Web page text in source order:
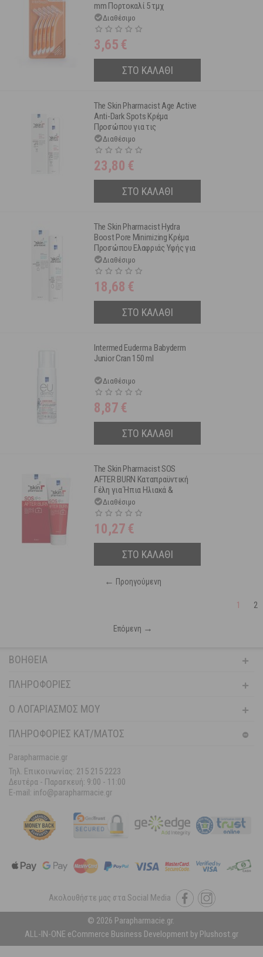
mm Πορτοκαλί 5 τμχ
Διαθέσιμο
3,65 €
ΣΤΟ ΚΑΛΑΘΙ
The Skin Pharmacist Age Active
Anti-Dark Spots Κρέμα
Προσώπου για τις
Δυσχρωμίες & τις Πανάδες
Spf15 50ml
Διαθέσιμο
23,80 €
ΣΤΟ ΚΑΛΑΘΙ
The Skin Pharmacist Hydra
Boost Pore Minimizing Κρέμα
Προσώπου Ελαφριάς Υφής για
Κανονικό & Λιπαρό Δέρμα
40ml
Διαθέσιμο
18,68 €
ΣΤΟ ΚΑΛΑΘΙ
Intermed Euderma Babyderm
Junior Cran 150 ml
Διαθέσιμο
8,87 €
ΣΤΟ ΚΑΛΑΘΙ
The Skin Pharmacist SOS
AFTER BURN Καταπραϋντική
Γέλη για Ήπια Ηλιακά &
Θερμικά Εγκαύματα 75ml
Διαθέσιμο
10,27 €
ΣΤΟ ΚΑΛΑΘΙ
← Προηγούμενη
1 2
Επόμενη →
ΒΟΉΘΕΙΑ
ΠΛΗΡΟΦΟΡΊΕΣ
Ο ΛΟΓΑΡΙΑΣΜΌΣ ΜΟΥ
ΠΛΗΡΟΦΟΡΙΕΣ ΚΑΤ/ΜΑΤΟΣ
Parapharmacie.gr
Τηλ. Επικοινωνίας: 215 215 2223
Δευτέρα - Παρασκευή: 9:00 - 11:00
E-mail: info@parapharmacie.gr
Ακολουθήστε μας στα Social Media
© 2026 Parapharmacie.gr.
ALL-IN-ONE eCommerce Business Development by Plushost.gr